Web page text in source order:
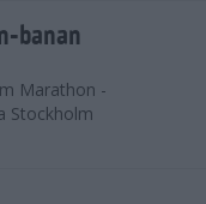
banan
Marathon -
Stockholm